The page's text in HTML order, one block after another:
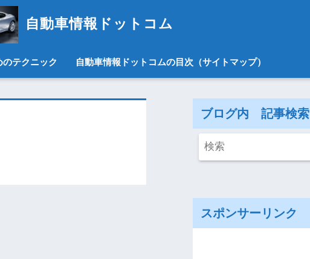
自動車情報ドットコム
テクニック 自動車情報ドットコムの目次（サイトマップ）
ブログ内 記事検索
スポンサーリンク